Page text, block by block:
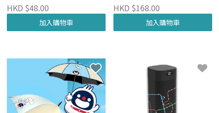
HKD $48.00
加入購物車
HKD $168.00
加入購物車